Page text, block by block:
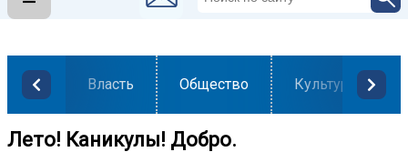
Власть Общество Культура
Лето! Каникулы! Добро.